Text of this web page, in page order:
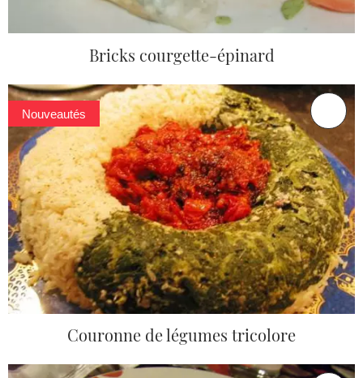
Bricks courgette-épinard
Nouveautés
Couronne de légumes tricolore